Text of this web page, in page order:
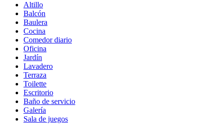
Altillo
Balcón
Baulera
Cocina
Comedor diario
Oficina
Jardín
Lavadero
Terraza
Toilette
Escritorio
Baño de servicio
Galería
Sala de juegos